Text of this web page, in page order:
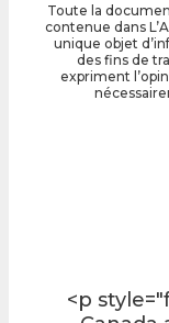
Toute la
contenue dans
unique objet
des fins de
expriment
<p